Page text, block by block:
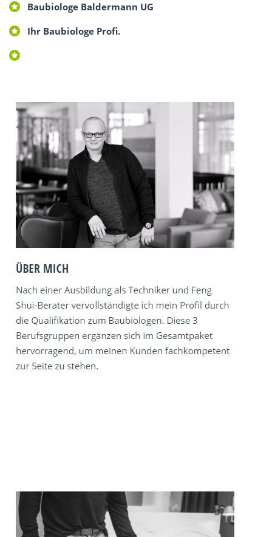
Baubiologe Baldermann UG
Ihr Baubiologe Profi.